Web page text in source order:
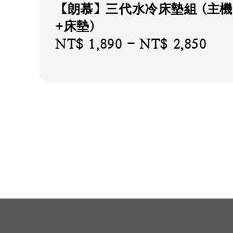
【朗慕】三代水冷床墊組 (主機
+床墊)
Regular
NT$ 1,890 -NT$ 2,850